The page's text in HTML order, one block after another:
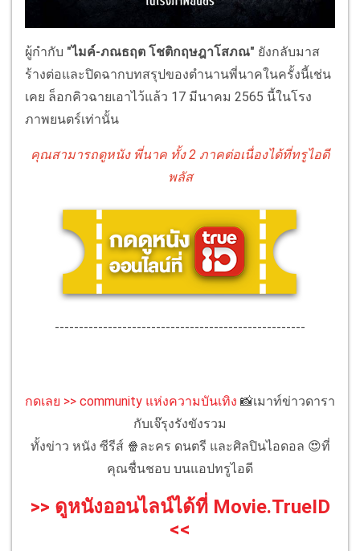
ผู้กำกับ "ไมค์-ภณธฤต โชติกฤษฎาโสภณ" ยังกลับมาส
ร้างต่อและปิดฉากบทสรุปของตำนานพี่นาคในครั้งนี้เช่น
เคย ล็อกคิวฉายเอาไว้แล้ว 17 มีนาคม 2565 นี้ในโรง
ภาพยนตร์เท่านั้น
คุณสามารถดูหนัง พี่นาค ทั้ง 2 ภาคต่อเนื่องได้ที่ทรูไอดี
พลัส
----------------------------------------------------
กดเลย >> community แห่งความบันเทิง 📸เมาท์ข่าวดารา
กับเจ๊รุงรังขังรวม
ทั้งข่าว หนัง ซีรีส์ 🍿ละคร ดนตรี และศิลปินไอดอล 😍ที่
คุณชื่นชอบ บนแอปทรูไอดี
>> ดูหนังออนไลน์ได้ที่ Movie.TrueID
<<